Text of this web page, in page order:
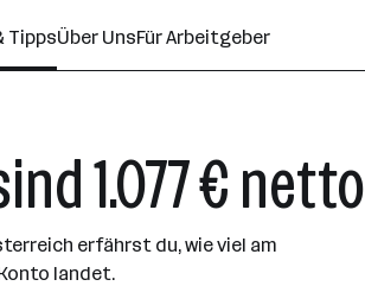
TippsÜber UnsFür Arbeitgeber
1.077 € netto
erfährst du, wie viel am
landet.